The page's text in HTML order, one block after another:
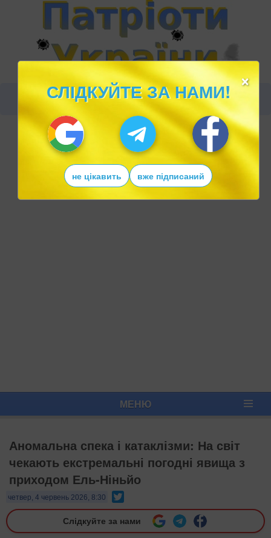
МЕНЮ
Аномальна спека і катаклізми: На світ
чекають екстремальні погодні явища з
приходом Ель-Ніньйо
четвер, 4 червень 2026, 8:30
Слідкуйте за нами
×
СЛІДКУЙТЕ ЗА НАМИ!
не цікавить вже підписаний